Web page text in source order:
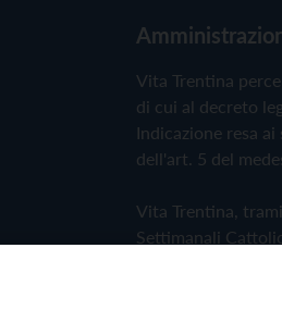
Vita Trentina
di cui al decreto
Indicazione resa
dell'art. 5 del
Vita Trentina,
Settimanali